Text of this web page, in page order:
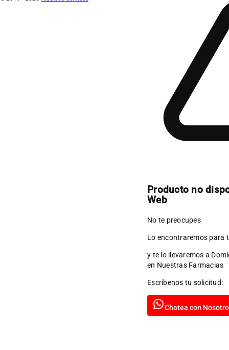
Producto no
Web
No te preocupes
Lo encontraremos para
y te lo llevaremos a
en Nuestras Farmacias
Escríbenos tu solicitud:
Chatea con